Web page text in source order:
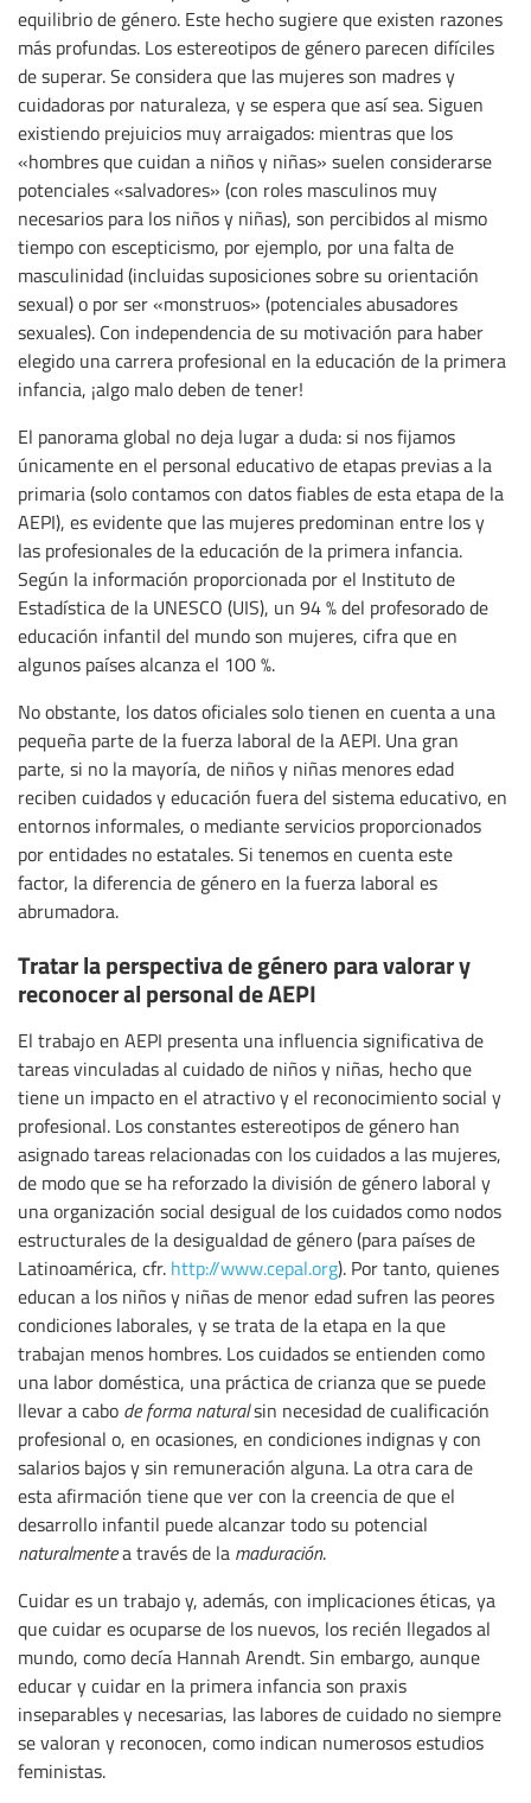
equilibrio de género. Este hecho sugiere que existen razones
más profundas. Los estereotipos de género parecen difíciles
de superar. Se considera que las mujeres son madres y
cuidadoras por naturaleza, y se espera que así sea. Siguen
existiendo prejuicios muy arraigados: mientras que los
«hombres que cuidan a niños y niñas» suelen considerarse
potenciales «salvadores» (con roles masculinos muy
necesarios para los niños y niñas), son percibidos al mismo
tiempo con escepticismo, por ejemplo, por una falta de
masculinidad (incluidas suposiciones sobre su orientación
sexual) o por ser «monstruos» (potenciales abusadores
sexuales). Con independencia de su motivación para haber
elegido una carrera profesional en la educación de la primera
infancia, ¡algo malo deben de tener!
El panorama global no deja lugar a duda: si nos fijamos
únicamente en el personal educativo de etapas previas a la
primaria (solo contamos con datos fiables de esta etapa de la
AEPI), es evidente que las mujeres predominan entre los y
las profesionales de la educación de la primera infancia.
Según la información proporcionada por el Instituto de
Estadística de la UNESCO (UIS), un 94 % del profesorado de
educación infantil del mundo son mujeres, cifra que en
algunos países alcanza el 100 %.
No obstante, los datos oficiales solo tienen en cuenta a una
pequeña parte de la fuerza laboral de la AEPI. Una gran
parte, si no la mayoría, de niños y niñas menores edad
reciben cuidados y educación fuera del sistema educativo, en
entornos informales, o mediante servicios proporcionados
por entidades no estatales. Si tenemos en cuenta este
factor, la diferencia de género en la fuerza laboral es
abrumadora.
Tratar la perspectiva de género para valorar y
reconocer al personal de AEPI
El trabajo en AEPI presenta una influencia significativa de
tareas vinculadas al cuidado de niños y niñas, hecho que
tiene un impacto en el atractivo y el reconocimiento social y
profesional. Los constantes estereotipos de género han
asignado tareas relacionadas con los cuidados a las mujeres,
de modo que se ha reforzado la división de género laboral y
una organización social desigual de los cuidados como nodos
estructurales de la desigualdad de género (para países de
Latinoamérica, cfr. http://www.cepal.org). Por tanto, quienes
educan a los niños y niñas de menor edad sufren las peores
condiciones laborales, y se trata de la etapa en la que
trabajan menos hombres. Los cuidados se entienden como
una labor doméstica, una práctica de crianza que se puede
llevar a cabo de forma naturalsin necesidad de cualificación
profesional o, en ocasiones, en condiciones indignas y con
salarios bajos y sin remuneración alguna. La otra cara de
esta afirmación tiene que ver con la creencia de que el
desarrollo infantil puede alcanzar todo su potencial
naturalmentea través de la maduración.
Cuidar es un trabajo y, además, con implicaciones éticas, ya
que cuidar es ocuparse de los nuevos, los recién llegados al
mundo, como decía Hannah Arendt. Sin embargo, aunque
educar y cuidar en la primera infancia son praxis
inseparables y necesarias, las labores de cuidado no siempre
se valoran y reconocen, como indican numerosos estudios
feministas.